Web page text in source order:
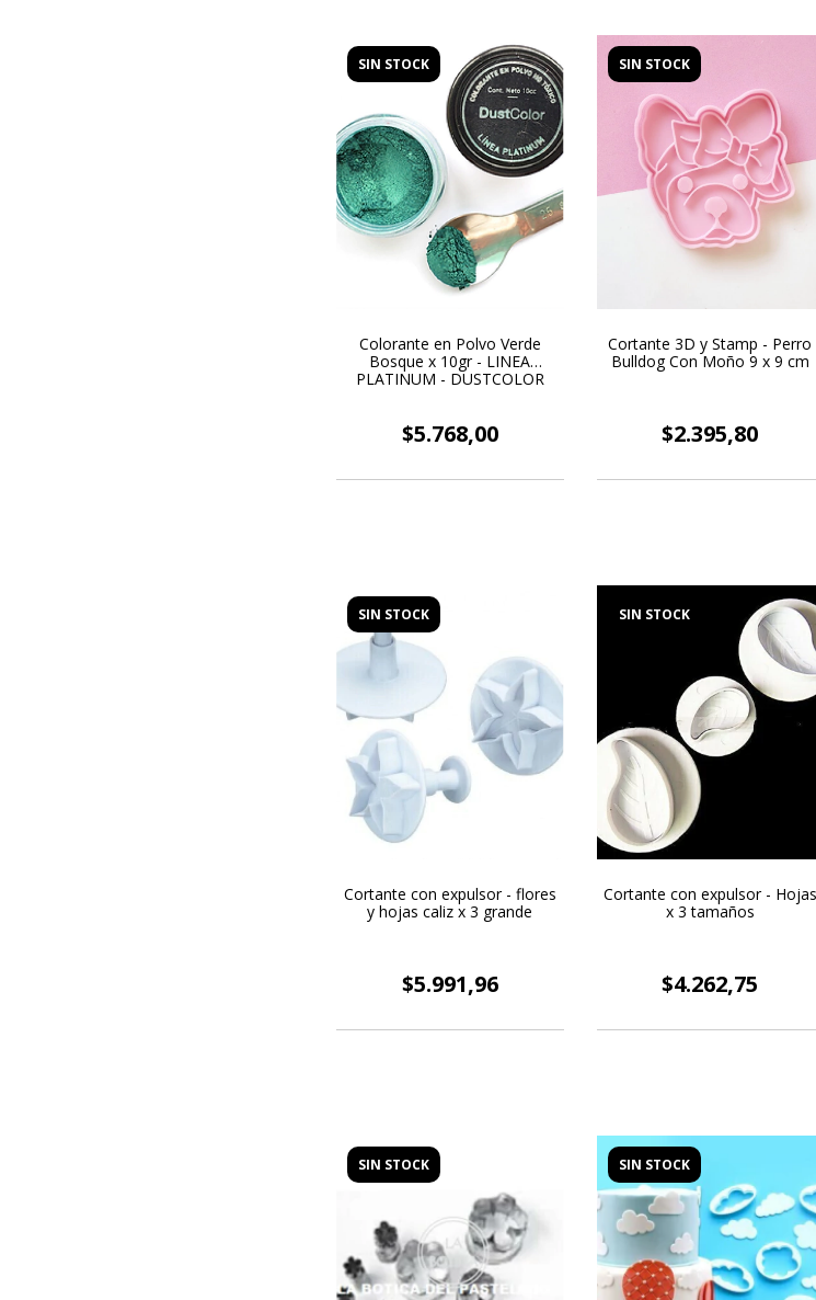
SIN STOCK
Colorante en Polvo Verde
Bosque x 10gr - LINEA
PLATINUM - DUSTCOLOR
$5.768,00
SIN STOCK
Cortante 3D y Stamp - Perro
Bulldog Con Moño 9 x 9 cm
$2.395,80
SIN STOCK
Cortante con expulsor - flores
y hojas caliz x 3 grande
$5.991,96
SIN STOCK
Cortante con expulsor - Hojas
x 3 tamaños
$4.262,75
SIN STOCK SIN STOCK